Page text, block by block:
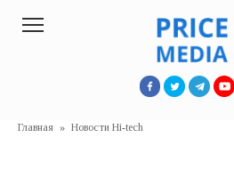
Главная » Новости Hi-tech